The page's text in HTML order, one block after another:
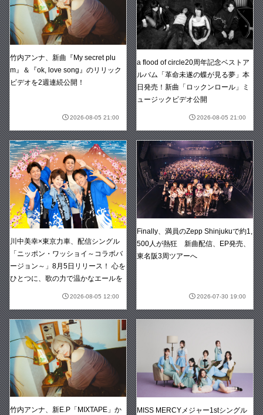
竹内アンナ、新曲『My secret plu
m』＆『ok, love song』のリリック
ビデオを2週連続公開！
2026-08-05 21:00
a flood of circle20周年記念ベストア
ルバム「革命未遂の蝶が見る夢」本
日発売！新曲「ロックンロール」ミ
ュージックビデオ公開
2026-08-05 21:00
川中美幸×東京力車、配信シングル
「ニッポン・ワッショイ～コラボバ
ージョン～」8月5日リリース！ 心を
ひとつに、歌の力で温かなエールを
2026-08-05 12:00
Finally、満員のZepp Shinjukuで約1,
500人が熱狂 新曲配信、EP発売、
東名阪3周ツアーへ
2026-07-30 19:00
竹内アンナ、新E.P「MIXTAPE」か
MISS MERCYメジャー1stシングル